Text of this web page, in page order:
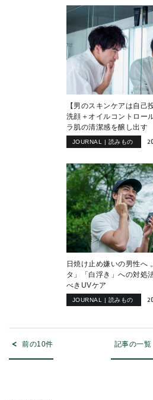
【男のスキンケアは自
洗顔＋オイルコントロー
ラ肌の清潔感を醸し出す
JOURNAL | 読みもの
日焼け止め嫌いの男性へ
タ」「白浮き」への対処
べきUVケア
JOURNAL | 読みもの
前の10件 記事の一覧